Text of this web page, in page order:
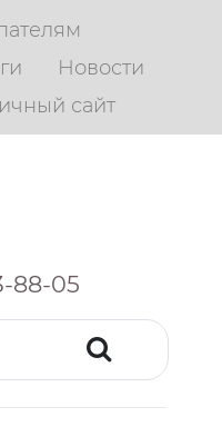
Новости
сайт
88-05